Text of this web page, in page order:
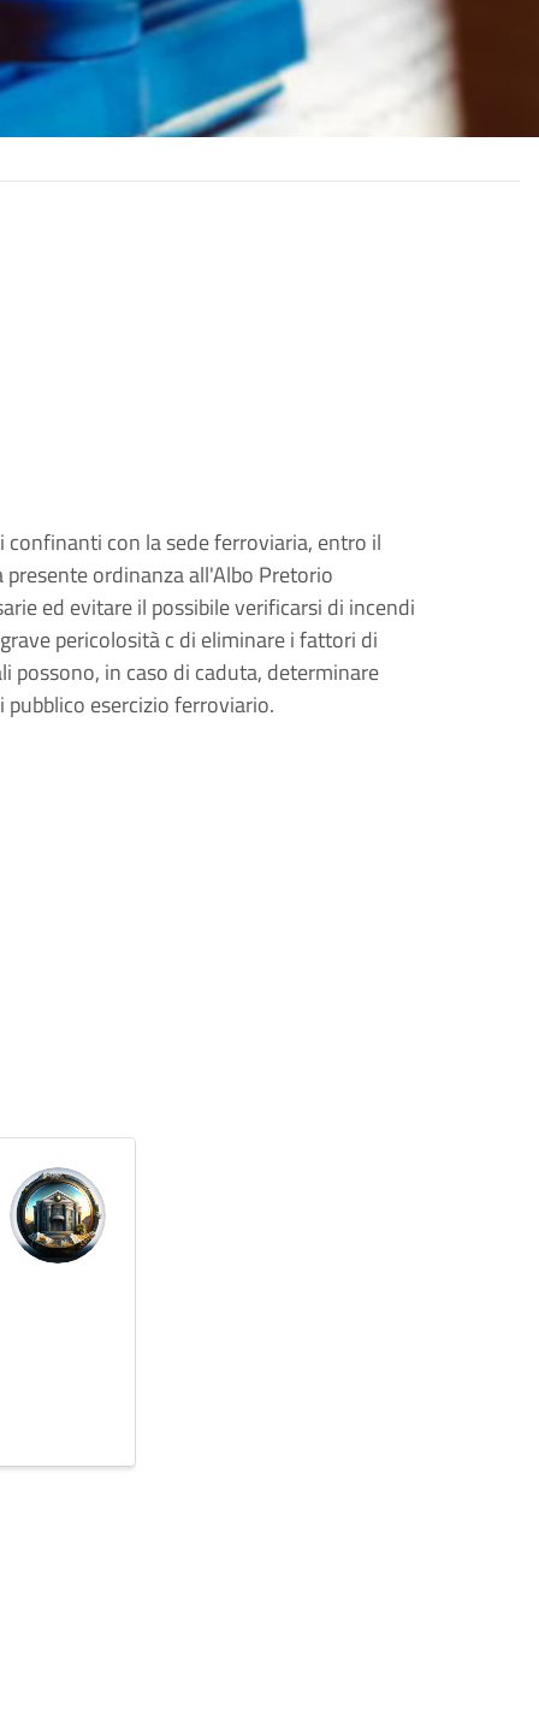
con la sede ferroviaria, entro il
ordinanza all'Albo Pretorio
ed evitare il possibile verificarsi di incendi
pericolosità c di eliminare i fattori di
possono, in caso di caduta, determinare
esercizio ferroviario.